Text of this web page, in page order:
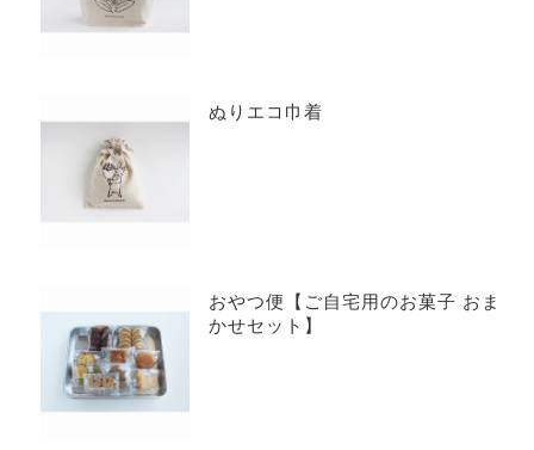
ぬりエコ巾着
おやつ便【ご自宅用のお菓子 おま
かせセット】